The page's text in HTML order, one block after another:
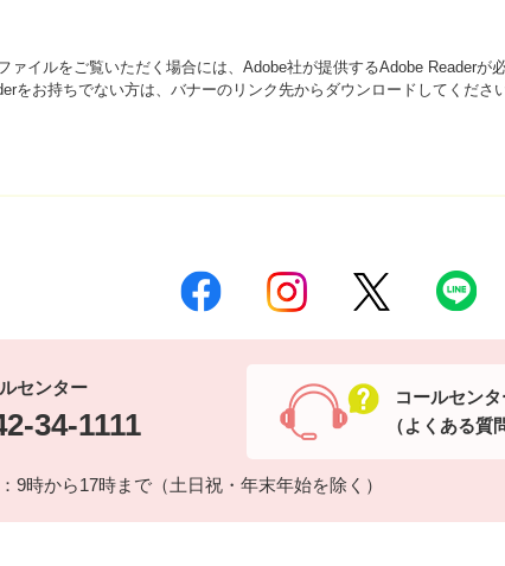
ァイルをご覧いただく場合には、Adobe社が提供するAdobe Readerが必
をお持ちでない方は、バナーのリンク先からダウンロードしてくださ
センター
34-1111
9時から17時まで（土日祝・年末年始を除く）
コールセン
（よくある質